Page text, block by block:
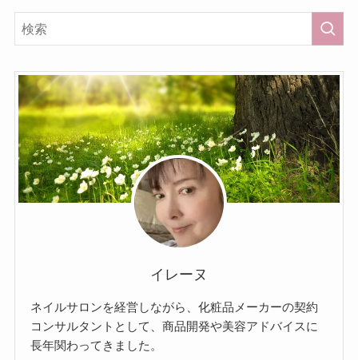
イレーヌ
ネイルサロンを経営しながら、化粧品メーカーの契約
コンサルタントとして、商品開発や美容アドバイスに
長年関わってきました。